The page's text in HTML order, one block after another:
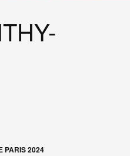
PARIS 2024